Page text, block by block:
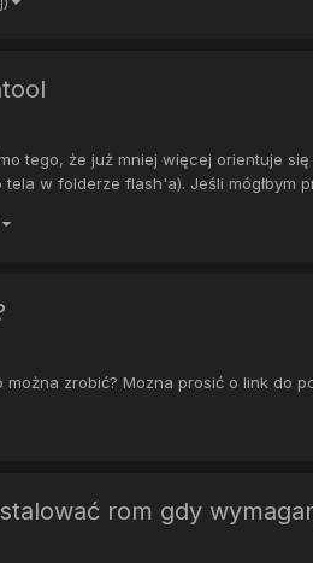
tego, że już mniej więcej orientuje
w folderze flash'a). Jeśli mógłbym
zrobić? Mozna prosić o link do
rom gdy